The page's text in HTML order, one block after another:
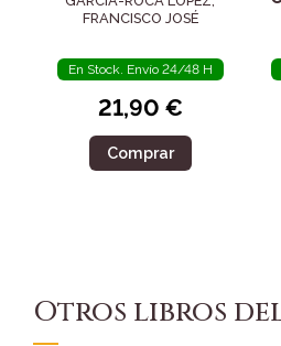
FRANCISCO JOSÉ
En Stock. Envío 24/48 H
21,90 €
Comprar
Otros libros